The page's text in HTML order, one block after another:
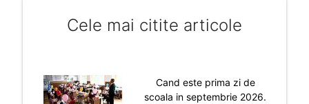
Cele mai citite articole
Cand este prima zi de
scoala in septembrie 2026.